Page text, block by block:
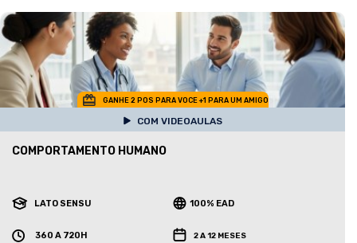
GANHE 2 POS PARA VOCE +1 PARA UM AMIGO
COM VIDEOAULAS
COMPORTAMENTO HUMANO
LATO SENSU 100% EAD
360 A 720H 2 A 12 MESES